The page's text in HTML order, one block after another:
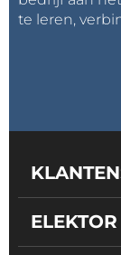
te leren,